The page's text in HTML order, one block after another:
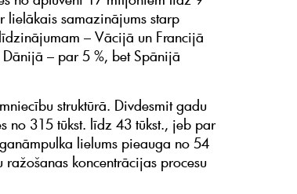
lielākais samazinājums starp
– Vācijā un Francijā
– par 5 %, bet Spānijā
struktūrā. Divdesmit gadu
no 315 tūkst. līdz 43 tūkst., jeb par
lielums pieauga no 54
koncentrācijas procesu